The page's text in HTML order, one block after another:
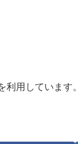
利用しています。